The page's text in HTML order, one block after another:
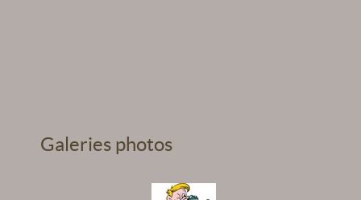
Galeries photos